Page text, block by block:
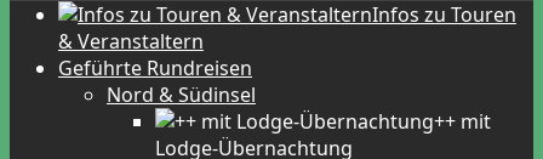
Infos zu Touren
& Veranstaltern
Geführte Rundreisen
Nord & Südinsel
++ mit
Lodge-Übernachtung